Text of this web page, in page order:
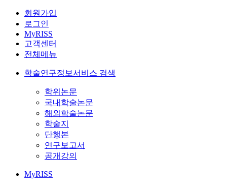
회원가입
로그인
MyRISS
고객센터
전체메뉴
학술연구정보서비스 검색
학위논문
국내학술논문
해외학술논문
학술지
단행본
연구보고서
공개강의
MyRISS